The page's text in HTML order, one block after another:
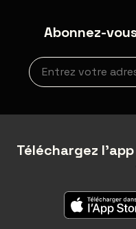
Abonnez-
Inscription à la
Téléchargez